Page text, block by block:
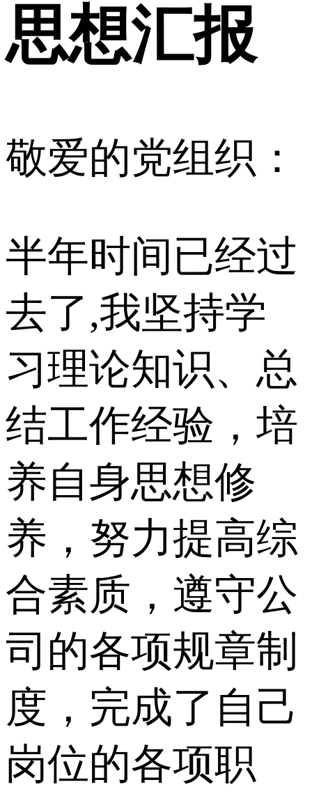
思想汇报
敬爱的党组织：
半年时间已经过
去了,我坚持学
习理论知识、总
结工作经验，培
养自身思想修
养，努力提高综
合素质，遵守公
司的各项规章制
度，完成了自己
岗位的各项职